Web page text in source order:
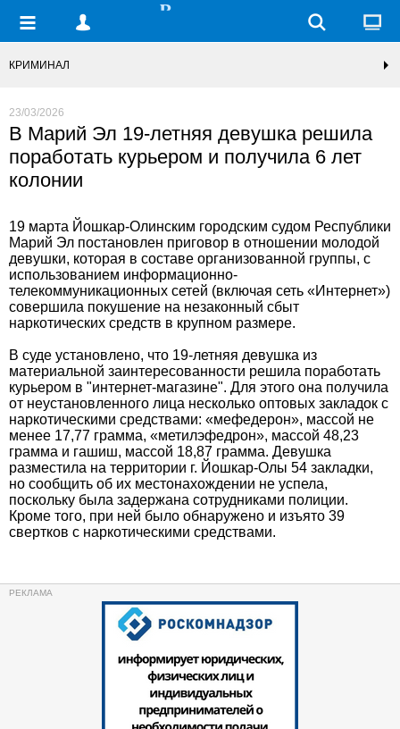
КРИМИНАЛ
23/03/2026
В Марий Эл 19-летняя девушка решила
поработать курьером и получила 6 лет
колонии
19 марта Йошкар-Олинским городским судом Республики
Марий Эл постановлен приговор в отношении молодой
девушки, которая в составе организованной группы, с
использованием информационно-
телекоммуникационных сетей (включая сеть «Интернет»)
совершила покушение на незаконный сбыт
наркотических средств в крупном размере.
В суде установлено, что 19-летняя девушка из
материальной заинтересованности решила поработать
курьером в "интернет-магазине". Для этого она получила
от неустановленного лица несколько оптовых закладок с
наркотическими средствами: «мефедерон», массой не
менее 17,77 грамма, «метилэфедрон», массой 48,23
грамма и гашиш, массой 18,87 грамма. Девушка
разместила на территории г. Йошкар-Олы 54 закладки,
но сообщить об их местонахождении не успела,
поскольку была задержана сотрудниками полиции.
Кроме того, при ней было обнаружено и изъято 39
свертков с наркотическими средствами.